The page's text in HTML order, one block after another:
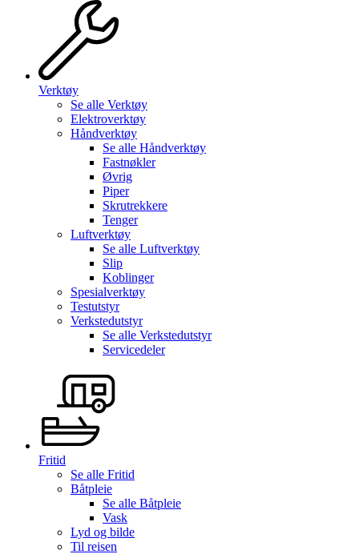
Verktøy
Se alle Verktøy
Elektroverktøy
Håndverktøy
Se alle Håndverktøy
Fastnøkler
Øvrig
Piper
Skrutrekkere
Tenger
Luftverktøy
Se alle Luftverktøy
Slip
Koblinger
Spesialverktøy
Testutstyr
Verkstedutstyr
Se alle Verkstedutstyr
Servicedeler
Fritid
Se alle Fritid
Båtpleie
Se alle Båtpleie
Vask
Lyd og bilde
Til reisen